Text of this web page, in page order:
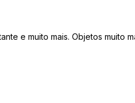
e muito mais. Objetos muito